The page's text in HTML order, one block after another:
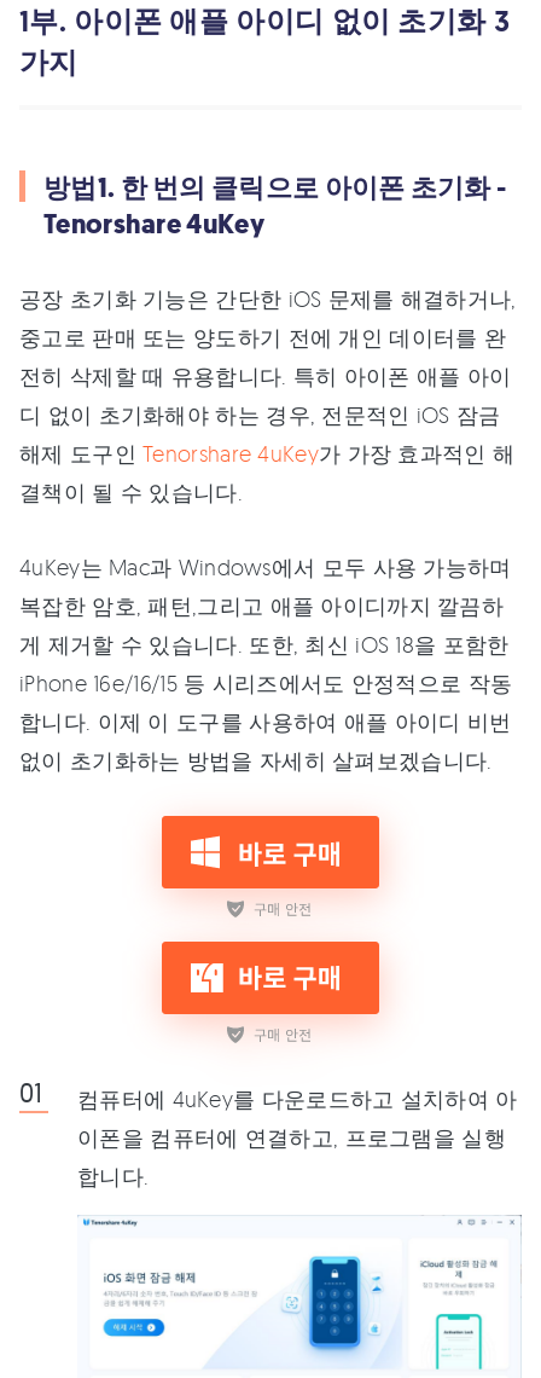
1부. 아이폰 애플 아이디 없이 초기화 3
가지
방법1. 한 번의 클릭으로 아이폰 초기화 -
Tenorshare 4uKey
공장 초기화 기능은 간단한 iOS 문제를 해결하거나,
중고로 판매 또는 양도하기 전에 개인 데이터를 완
전히 삭제할 때 유용합니다. 특히 아이폰 애플 아이
디 없이 초기화해야 하는 경우, 전문적인 iOS 잠금
해제 도구인Tenorshare 4uKey가 가장 효과적인 해
결책이 될 수 있습니다.
4uKey는 Mac과 Windows에서 모두 사용 가능하며
복잡한 암호, 패턴,그리고 애플 아이디까지 깔끔하
게 제거할 수 있습니다. 또한, 최신 iOS 18을 포함한
iPhone 16e/16/15 등 시리즈에서도 안정적으로 작동
합니다. 이제 이 도구를 사용하여 애플 아이디 비번
없이 초기화하는 방법을 자세히 살펴보겠습니다.
컴퓨터에 4uKey를 다운로드하고 설치하여 아
이폰을 컴퓨터에 연결하고, 프로그램을 실행
합니다.